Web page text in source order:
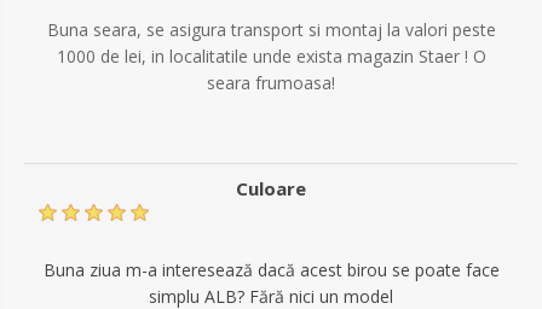
Buna seara, se asigura transport si montaj la valori peste
1000 de lei, in localitatile unde exista magazin Staer ! O
seara frumoasa!
Culoare
Buna ziua m-a interesează dacă acest birou se poate face
simplu ALB? Fără nici un model